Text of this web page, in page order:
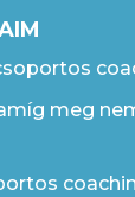
meg